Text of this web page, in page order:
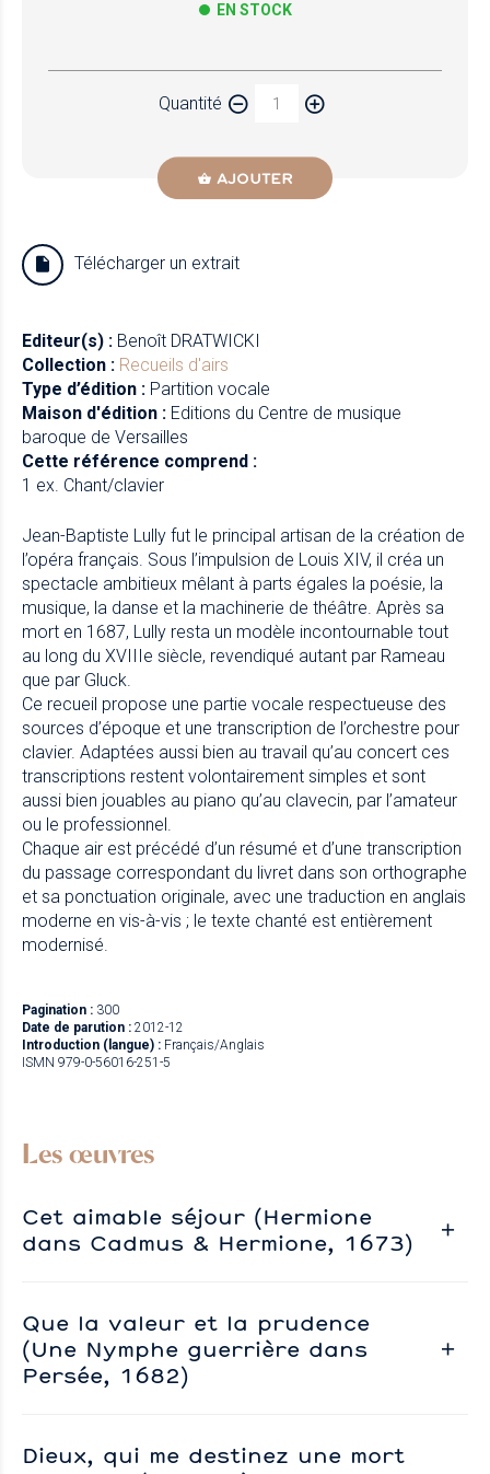
EN STOCK
Quantité
AJOUTER
Télécharger un extrait
Editeur(s) : Benoît DRATWICKI
Collection : Recueils d'airs
Type d’édition : Partition vocale
Maison d'édition : Editions du Centre de musique
baroque de Versailles
Cette référence comprend :
1 ex. Chant/clavier
Jean-Baptiste Lully fut le principal artisan de la création de
l’opéra français. Sous l’impulsion de Louis XIV, il créa un
spectacle ambitieux mêlant à parts égales la poésie, la
musique, la danse et la machinerie de théâtre. Après sa
mort en 1687, Lully resta un modèle incontournable tout
au long du XVIIIe siècle, revendiqué autant par Rameau
que par Gluck.
Ce recueil propose une partie vocale respectueuse des
sources d’époque et une transcription de l’orchestre pour
clavier. Adaptées aussi bien au travail qu’au concert ces
transcriptions restent volontairement simples et sont
aussi bien jouables au piano qu’au clavecin, par l’amateur
ou le professionnel.
Chaque air est précédé d’un résumé et d’une transcription
du passage correspondant du livret dans son orthographe
et sa ponctuation originale, avec une traduction en anglais
moderne en vis-à-vis ; le texte chanté est entièrement
modernisé.
Pagination : 300
Date de parution : 2012-12
Introduction (langue) : Français/Anglais
ISMN 979-0-56016-251-5
Les œuvres
Cet aimable séjour (Hermione
dans Cadmus & Hermione, 1673)
Que la valeur et la prudence
(Une Nymphe guerrière dans
Persée, 1682)
Dieux, qui me destinez une mort